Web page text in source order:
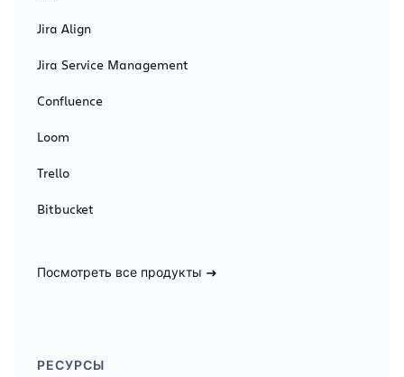
Jira Align
Jira Service Management
Confluence
Loom
Trello
Bitbucket
Посмотреть все продукты
РЕСУРСЫ